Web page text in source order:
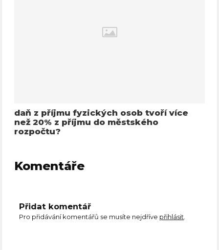
daň z příjmu fyzických osob tvoří více
než 20% z příjmu do městského
rozpočtu?
Komentáře
Přidat komentář
Pro přidávání komentářů se musíte nejdříve přihlásit